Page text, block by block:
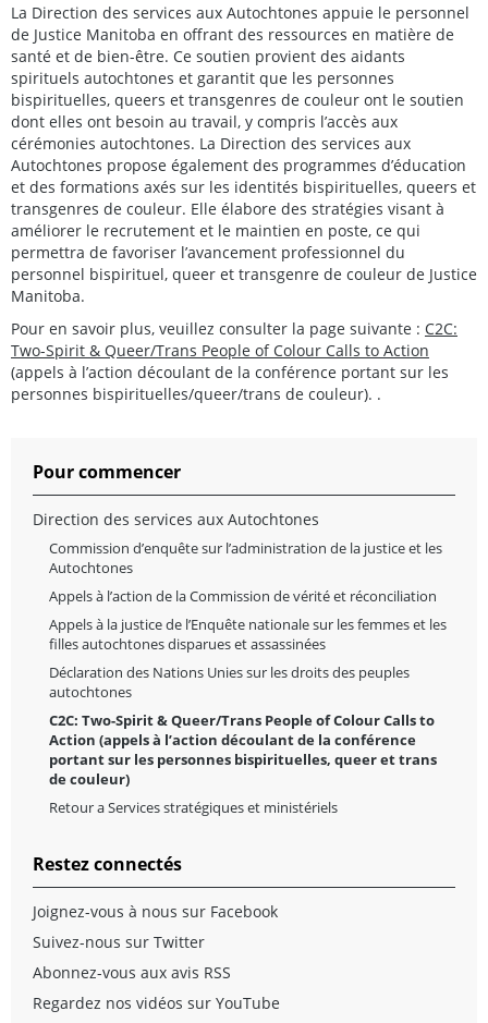
La Direction des services aux Autochtones appuie le personnel
de Justice Manitoba en offrant des ressources en matière de
santé et de bien-être. Ce soutien provient des aidants
spirituels autochtones et garantit que les personnes
bispirituelles, queers et transgenres de couleur ont le soutien
dont elles ont besoin au travail, y compris l’accès aux
cérémonies autochtones. La Direction des services aux
Autochtones propose également des programmes d’éducation
et des formations axés sur les identités bispirituelles, queers et
transgenres de couleur. Elle élabore des stratégies visant à
améliorer le recrutement et le maintien en poste, ce qui
permettra de favoriser l’avancement professionnel du
personnel bispirituel, queer et transgenre de couleur de Justice
Manitoba.
Pour en savoir plus, veuillez consulter la page suivante : C2C:
Two-Spirit & Queer/Trans People of Colour Calls to Action
(appels à l’action découlant de la conférence portant sur les
personnes bispirituelles/queer/trans de couleur). .
Pour commencer
Direction des services aux Autochtones
Commission d’enquête sur l’administration de la justice et les
Autochtones
Appels à l’action de la Commission de vérité et réconciliation
Appels à la justice de l’Enquête nationale sur les femmes et les
filles autochtones disparues et assassinées
Déclaration des Nations Unies sur les droits des peuples
autochtones
C2C: Two-Spirit & Queer/Trans People of Colour Calls to
Action (appels à l’action découlant de la conférence
portant sur les personnes bispirituelles, queer et trans
de couleur)
Retour a Services stratégiques et ministériels
Restez connectés
Joignez-vous à nous sur Facebook
Suivez-nous sur Twitter
Abonnez-vous aux avis RSS
Regardez nos vidéos sur YouTube